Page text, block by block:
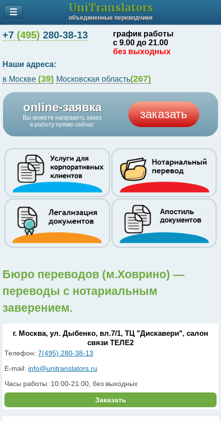
+7 (495) 280-38-13
график работы
с 9.00 до 21.00
без выходных
Наши адреса:
в Москве (39) Московская область(267)
online-заявка
Вы можете направить заказ
в работу прямо сейчас
заказать
Бюро переводов (м.Ховрино) —
переводы с нотариальным
заверением.
г. Москва, ул. Дыбенко, вл.7/1, ТЦ "Дискавери", салон
связи ТЕЛЕ2
Телефон:7(495) 280-38-13
E-mail: info@unitranslators.ru
Часы работы: 10:00-21:00, без выходных
Заказать
UniTranslators
объединенные переводчики